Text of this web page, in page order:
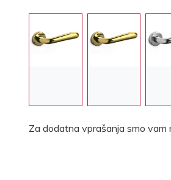
Za dodatna vprašanja smo vam